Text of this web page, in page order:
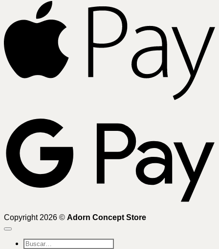
Copyright 2026 © Adorn Concept Store
Buscar